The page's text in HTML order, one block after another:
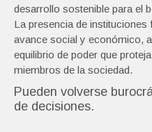
desarrollo sostenible para el
La presencia de
avance social y económico,
equilibrio de poder que
miembros de la sociedad.
Pueden volverse
de decisiones.